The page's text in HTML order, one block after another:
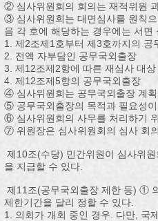
② 심사위원회의 회의는 재적위원
③ 심사위원회는 대면심사를 원칙
음 각 호에 해당하는 경우에는 서면
1. 제2조제1호부터 제3호까지의 공
2. 전액 자부담인 공무국외출장
3. 제12조제2항에 따른 재심사 대상
4. 제12조제5항의 공무국외출장
④ 심사위원회는 공무국외출장 계
⑤ 공무국외출장의 목적과 필요성
⑥ 심사위원회의 사무를 처리하기
⑦ 위원장은 심사위원회의 심사 회
제10조(수당) 민간위원이 심사위
을 지급할 수 있다.
제11조(공무국외출장 제한 등) ①
제한기간을 달리 정할 수 있다.
1. 의회가 개회 중인 경우. 다만, 국